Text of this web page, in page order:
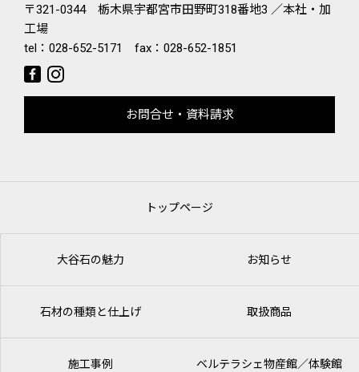
〒321-0344 栃木県宇都宮市田野町318番地3 ／本社・加
工場
tel： 028-652-5171 fax：028-652-1851
お問合せ・資料請求
トップページ
大谷石の魅力 お知らせ
石材の種類と仕上げ 取扱商品
施工事例 ベルテラシェ物産館／体験館